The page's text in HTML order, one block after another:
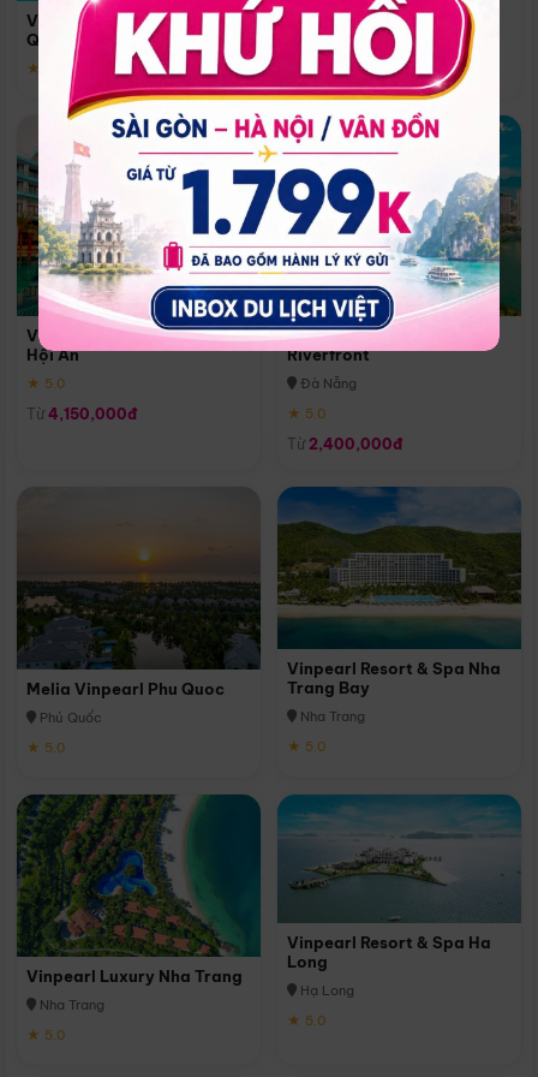
Vinpearl Resort & Spa Phu
Quoc
★ 5.0
Quoc
Phú Quốc
★ 5.0
Vinpearl Resort & Golf Nam
Hội An
★ 5.0
Từ 4,150,000đ
Melia Vinpearl Danang
Riverfront
Đà Nẵng
★ 5.0
Từ 2,400,000đ
Melia Vinpearl Phu Quoc
Phú Quốc
★ 5.0
Vinpearl Resort & Spa Nha
Trang Bay
Nha Trang
★ 5.0
Vinpearl Luxury Nha Trang
Nha Trang
★ 5.0
Vinpearl Resort & Spa Ha
Long
Hạ Long
★ 5.0